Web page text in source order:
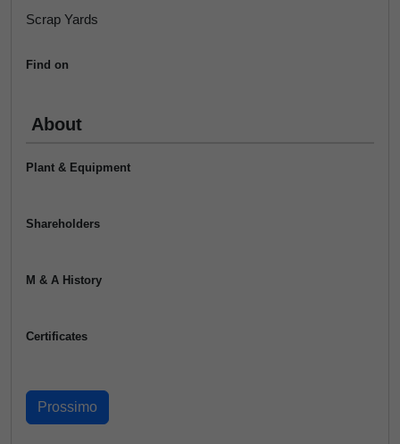
Scrap Yards
Find on
About
Plant & Equipment
Shareholders
M & A History
Certificates